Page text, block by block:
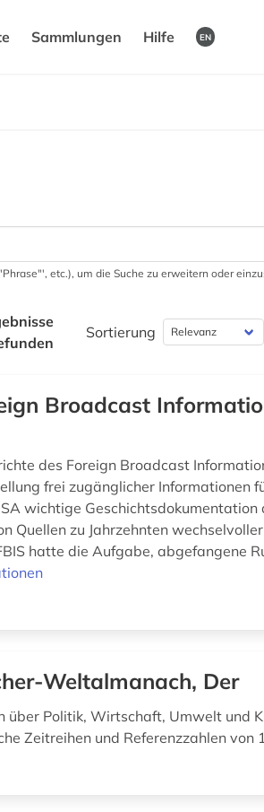
Sammlungen Hilfe EN
etc.), um die Suche zu erweitern oder
Sortierung
Broadcast
des Foreign Broadcast
frei zugänglicher Informationen
wichtige
Quellen zu Jahrzehnten
hatte die Aufgabe, abgefangene
Weltalmanach, Der
über Politik, Wirtschaft, Umwelt und
Zeitreihen und Referenzzahlen von